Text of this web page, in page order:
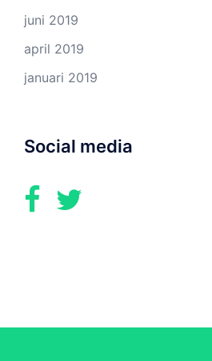
juni 2019
april 2019
januari 2019
Social media